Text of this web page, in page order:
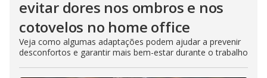
evitar dores nos ombros e nos
cotovelos no home office
Veja como algumas adaptações podem ajudar a prevenir
desconfortos e garantir mais bem-estar durante o trabalho